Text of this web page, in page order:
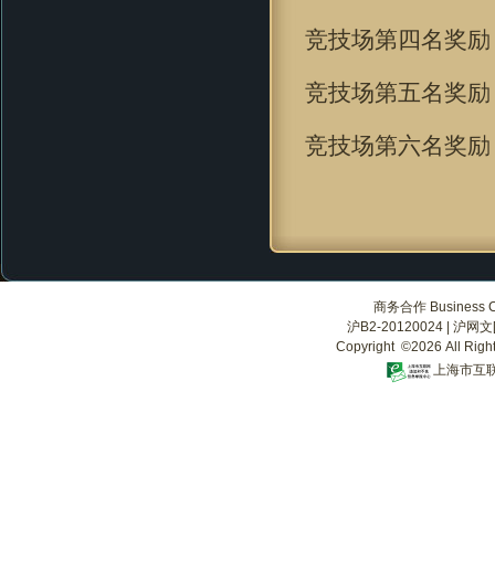
竞技场第四名奖
竞技场第五名奖
竞技场第六名奖
商务合作 Business
沪B2-20120024
沪网
Copyright ©2026 All
上海市互